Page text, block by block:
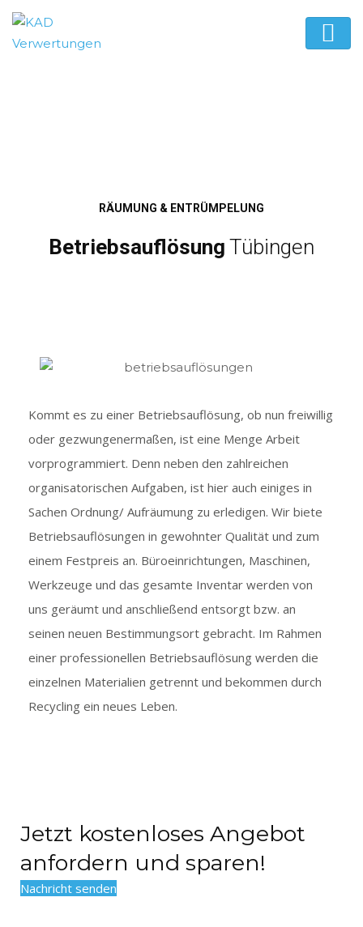
RÄUMUNG & ENTRÜMPELUNG
Betriebsauflösung Tübingen
Kommt es zu einer Betriebsauflösung, ob nun freiwillig
oder gezwungenermaßen, ist eine Menge Arbeit
vorprogrammiert. Denn neben den zahlreichen
organisatorischen Aufgaben, ist hier auch einiges in
Sachen Ordnung/ Aufräumung zu erledigen. Wir biete
Betriebsauflösungen in gewohnter Qualität und zum
einem Festpreis an. Büroeinrichtungen, Maschinen,
Werkzeuge und das gesamte Inventar werden von
uns geräumt und anschließend entsorgt bzw. an
seinen neuen Bestimmungsort gebracht. Im Rahmen
einer professionellen Betriebsauflösung werden die
einzelnen Materialien getrennt und bekommen durch
Recycling ein neues Leben.
Jetzt kostenloses Angebot
anfordern und sparen!
Nachricht senden